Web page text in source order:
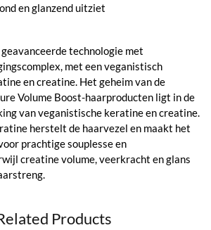
en glanzend uitziet
technologie met
met een veganistisch
en creatine. Het geheim van de
Volume Boost-haarproducten ligt in de
van veganistische keratine en creatine.
herstelt de haarvezel en maakt het
prachtige souplesse en
creatine volume, veerkracht en glans
Products